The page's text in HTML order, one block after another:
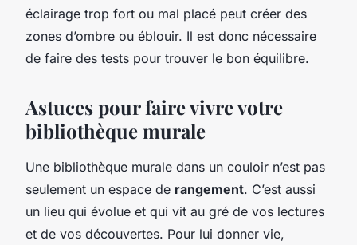
éclairage trop fort ou mal placé peut créer des
zones d’ombre ou éblouir. Il est donc nécessaire
de faire des tests pour trouver le bon équilibre.
Astuces pour faire vivre votre
bibliothèque murale
Une bibliothèque murale dans un couloir n’est pas
seulement un espace de rangement. C’est aussi
un lieu qui évolue et qui vit au gré de vos lectures
et de vos découvertes. Pour lui donner vie,